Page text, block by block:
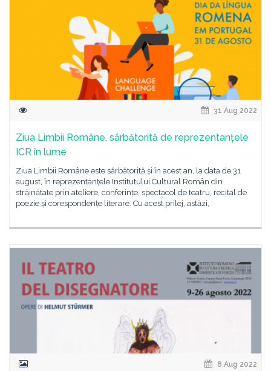
31 Aug 2022
Ziua Limbii Române, sărbătorită de reprezentanțele
ICR în lume
Ziua Limbii Române este sărbătorită și în acest an, la data de 31
august, în reprezentanțele Institutului Cultural Român din
străinătate prin ateliere, conferințe, spectacol de teatru, recital de
poezie și corespondențe literare. Cu acest prilej, astăzi,
8 Aug 2022